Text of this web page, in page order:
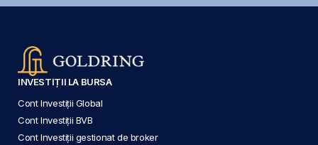
INVESTIȚII LA BURSA
Cont Investiții Global
Cont Investiții BVB
Cont Investiții gestionat de broker